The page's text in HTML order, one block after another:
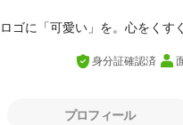
ロゴに「可愛い」を。心をくす
身分証確認済
プロフィール